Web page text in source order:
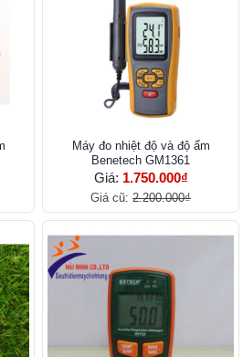
Máy đo nhiệt độ và độ ẩm
Benetech GM1361
Giá: 1.750.000₫
Giá cũ: 2.200.000₫